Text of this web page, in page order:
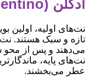
ادکلن (Valentino) والنتینو چیست؟
نت‌های اولیه، اولین
تازه و سبک هستند.
می‌دهند و پس از محو
نت‌های پایه،
عطر می‌بخشند.